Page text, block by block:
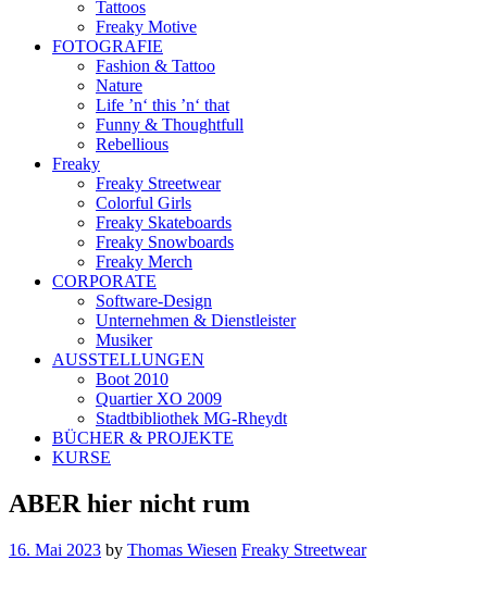
Tattoos
Freaky Motive
FOTOGRAFIE
Fashion & Tattoo
Nature
Life ’n‘ this ’n‘ that
Funny & Thoughtfull
Rebellious
Freaky
Freaky Streetwear
Colorful Girls
Freaky Skateboards
Freaky Snowboards
Freaky Merch
CORPORATE
Software-Design
Unternehmen & Dienstleister
Musiker
AUSSTELLUNGEN
Boot 2010
Quartier XO 2009
Stadtbibliothek MG-Rheydt
BÜCHER & PROJEKTE
KURSE
ABER hier nicht rum
16. Mai 2023 by Thomas Wiesen Freaky Streetwear